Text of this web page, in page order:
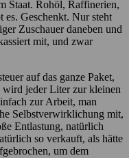
Staat. Rohöl, Raffinerien,
Geschenkt. Nur steht
Zuschauer daneben und
mit, und zwar
auf das ganze Paket,
jeder Liter zur kleinen
zur Arbeit, man
Selbstverwirklichung mit,
Entlastung, natürlich
so verkauft, als hätte
um dem